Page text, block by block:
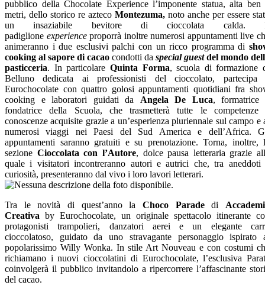
pubblico della Chocolate Experience l’imponente statua, alta ben
metri, dello storico re azteco Montezuma, noto anche per essere
un insaziabile bevitore di cioccolata calda.
padiglione experienceproporrà inoltre numerosi appuntamenti live
animeranno i due esclusivi palchi con un ricco programma di
cooking al sapore di cacao condotti da special guestdel mondo
pasticceria. In particolare Quinta Forma, scuola di formazione
Belluno dedicata ai professionisti del cioccolato, partecipa
Eurochocolate con quattro golosi appuntamenti quotidiani fra
cooking e laboratori guidati da Angela De Luca, formatrice
fondatrice della Scuola, che trasmetterà tutte le competenze
conoscenze acquisite grazie a un’esperienza pluriennale sul campo e
numerosi viaggi nei Paesi del Sud America e dell’Africa.
appuntamenti saranno gratuiti e su prenotazione. Torna, inoltre,
sezione Cioccolata con l’Autore, dolce pausa letteraria grazie
quale i visitatori incontreranno autori e autrici che, tra aneddoti
curiosità, presenteranno dal vivo i loro lavori letterari.
Tra le novità di quest’anno la Choco Paradedi
Creativa by Eurochocolate, un originale spettacolo itinerante
protagonisti trampolieri, danzatori aerei e un elegante
cioccolatoso, guidato da uno stravagante personaggio ispirato
popolarissimo Willy Wonka. In stile Art Nouveau e con costumi
richiamano i nuovi cioccolatini di Eurochocolate, l’esclusiva
coinvolgerà il pubblico invitandolo a ripercorrere l’affascinante
del cacao.